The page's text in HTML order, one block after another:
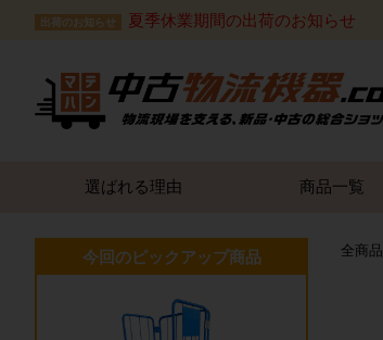
出荷のお知らせ 夏季休業期間の出荷のお知らせ
選ばれる理由 商品一覧
全商品
今回のピックアップ商品